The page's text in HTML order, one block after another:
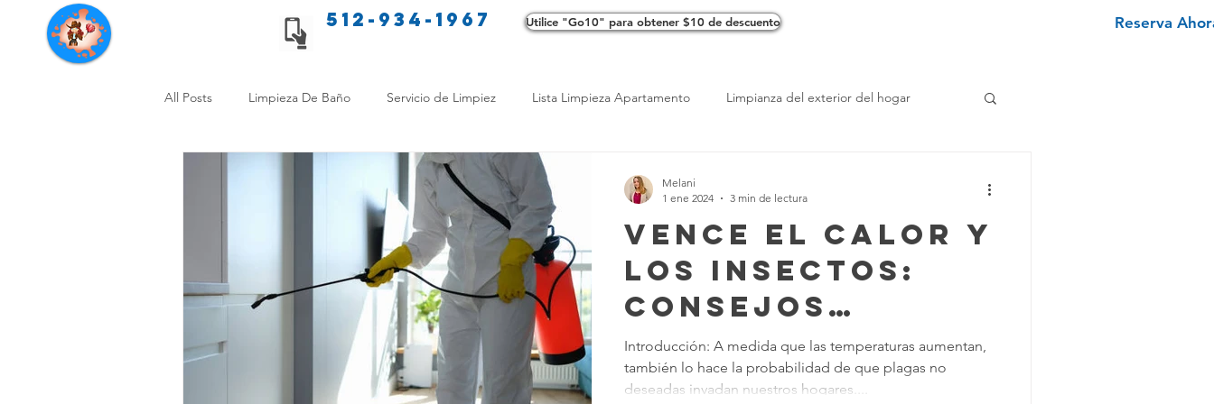
Servicios de limpieza de Texas 512-934-1967 Utilice "Go10" para obtener $10 de descuento Reserva
All Posts Limpieza De Baño Servicio de Limpiez Lista Limpieza Apartamento Limpianza del exterior del hogar
Consejos de limpieza ecológica
Beneficios de Profesionales LimpiezaTransformadora Limpieza Mantenimiento Hogar
Comparación Limpieza Hogar Opciones de limpieza Diferencias en Limpieza Truco de Limpieza Texano
Limpieza y Bienestar Productos de Limpieza Caseros Consejos para Eliminar Manchas
Vence el calor y
los insectos:
Consejos
principales de
limpieza para
Introducción: A medida que las temperaturas aumentan,
también lo hace la probabilidad de que plagas no
deseadas invadan nuestros hogares....
Melani
1 ene 2024
3 min de lectura